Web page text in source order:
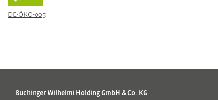
DE-ÖKO-005
Buchinger Wilhelmi Holding GmbH & Co. KG